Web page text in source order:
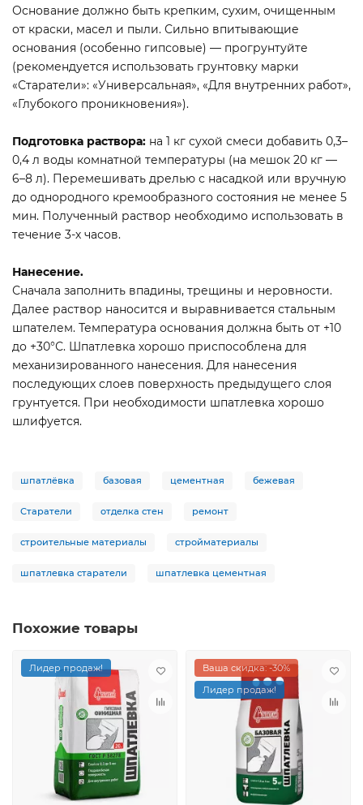
Основание должно быть крепким, сухим, очищенным
от краски, масел и пыли. Сильно впитывающие
основания (особенно гипсовые) — прогрунтуйте
(рекомендуется использовать грунтовку марки
«Старатели»: «Универсальная», «Для внутренних работ»,
«Глубокого проникновения»).
Подготовка раствора: на 1 кг сухой смеси добавить 0,3–
0,4 л воды комнатной температуры (на мешок 20 кг —
6–8 л). Перемешивать дрелью с насадкой или вручную
до однородного кремообразного состояния не менее 5
мин. Полученный раствор необходимо использовать в
течение 3-х часов.
Нанесение.
Сначала заполнить впадины, трещины и неровности.
Далее раствор наносится и выравнивается стальным
шпателем. Температура основания должна быть от +10
до +30°С. Шпатлевка хорошо приспособлена для
механизированного нанесения. Для нанесения
последующих слоев поверхность предыдущего слоя
грунтуется. При необходимости шпатлевка хорошо
шлифуется.
шпатлёвка базовая цементная бежевая
Старатели отделка стен ремонт
строительные материалы стройматериалы
шпатлевка старатели шпатлевка цементная
Похожие товары
Лидер продаж!
Ваша скидка: -30%
Лидер продаж!